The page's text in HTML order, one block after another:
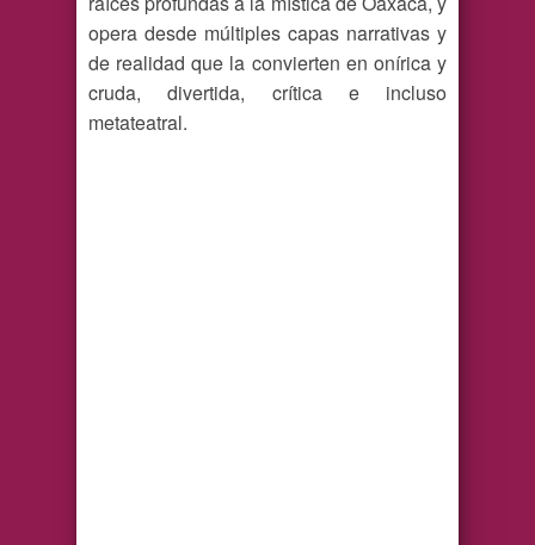
opera desde múltiples capas narrativas y
de realidad que la convierten en onírica y
cruda, divertida, crítica e incluso
metateatral.